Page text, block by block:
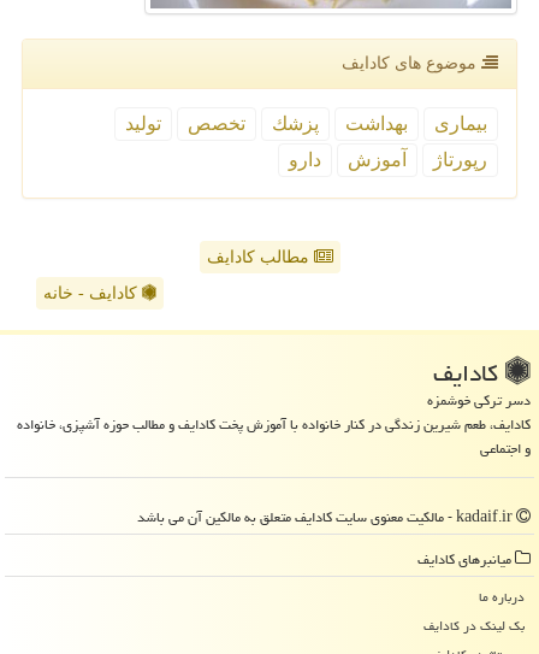
موضوع های كادایف
بیماری بهداشت پزشك تخصص
تولید
رپورتاژ
آموزش دارو
مطالب کادایف
کادایف - خانه
كادایف
دسر ترکی خوشمزه
کادایف، طعم شیرین زندگی در کنار خانواده با آموزش پخت کادایف و مطالب حوزه آشپزی، خانواده
و اجتماعی
میانبرهای كادایف
درباره ما
بک لینک در كادایف